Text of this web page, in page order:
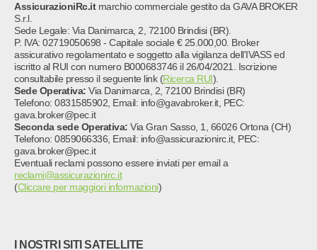
AssicurazioniRc.itmarchio commerciale gestito da GAVA BROKER
S.r.l.
Sede Legale: Via Danimarca, 2, 72100 Brindisi (BR).
P. IVA: 02719050698 - Capitale sociale € 25.000,00. Broker
assicurativo regolamentato e soggetto alla vigilanza dell'IVASS ed
iscritto al RUI con numero B000683746 il 26/04/2021. Iscrizione
consultabile presso il seguente link (Ricerca RUI).
Sede Operativa: Via Danimarca, 2, 72100 Brindisi (BR)
Telefono: 0831585902, Email: info@gavabroker.it, PEC:
gava.broker@pec.it
Seconda sede Operativa: Via Gran Sasso, 1, 66026 Ortona (CH)
Telefono: 0859066336, Email: info@assicurazionirc.it, PEC:
gava.broker@pec.it
Eventuali reclami possono essere inviati per email a
reclami@assicurazionirc.it
(Cliccare per maggiori informazioni)
I NOSTRI SITI SATELLITE